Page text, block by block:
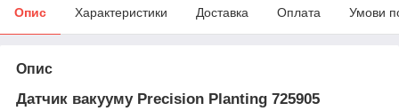
Опис Характеристики Доставка Оплата Умови
Опис
Датчик вакууму Precision Planting 725905